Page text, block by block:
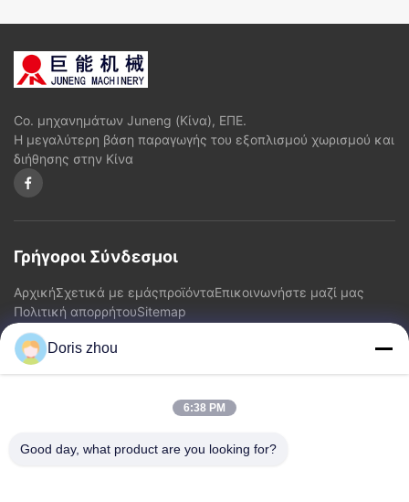
Co. μηχανημάτων Juneng (Κίνα), ΕΠΕ.
Η μεγαλύτερη βάση παραγωγής του εξοπλισμού χωρισμού και
διήθησης στην Κίνα
Γρήγοροι Σύνδεσμοι
ΑρχικήΣχετικά με εμάςπροϊόνταΕπικοινωνήστε μαζί μας
Πολιτική απορρήτουSitemap
Επικοινωνήστε μαζί μας
Διεύθυνση: Δρόμος Chaoyang, κωμόπολη Zhotie, πόλη
Doris zhou
6:38 PM
Good day, what product are you looking for?